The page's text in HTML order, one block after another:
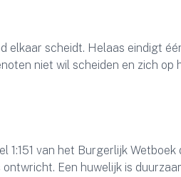
elkaar scheidt. Helaas eindigt
niet wil scheiden en zich
1:151 van het Burgerlijk
Een huwelijk is